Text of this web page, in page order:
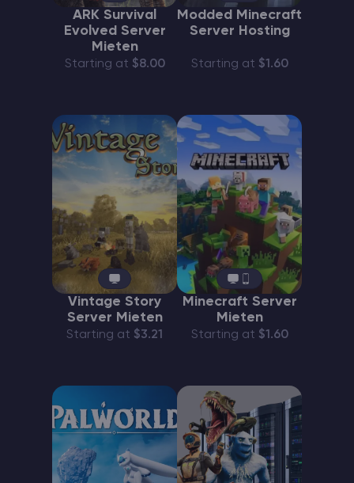
ARK Survival
Evolved Server
Mieten
Starting at $8.00
Modded Minecraft
Server Hosting
Starting at $1.60
Vintage Story
Server Mieten
Starting at $3.21
Minecraft Server
Mieten
Starting at $1.60